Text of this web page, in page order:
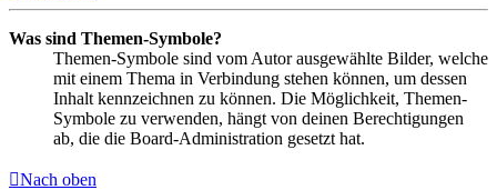
Was sind Themen-Symbole?
Themen-Symbole sind vom Autor ausgewählte Bilder, welche
mit einem Thema in Verbindung stehen können, um dessen
Inhalt kennzeichnen zu können. Die Möglichkeit, Themen-
Symbole zu verwenden, hängt von deinen Berechtigungen
ab, die die Board-Administration gesetzt hat.
Nach oben